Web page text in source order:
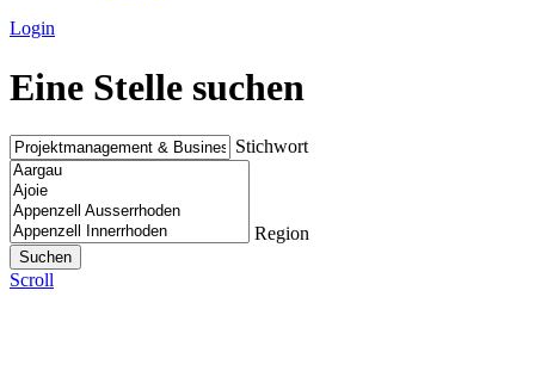
Login
Eine Stelle suchen
Stichwort
Region
Scroll